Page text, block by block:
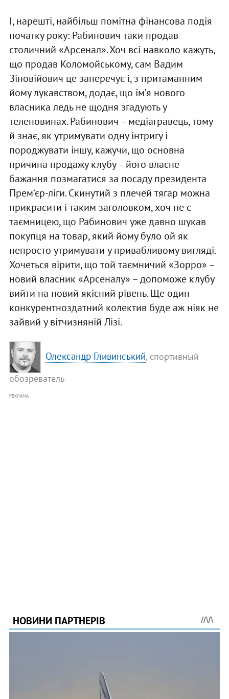
І, нарешті, найбільш помітна фінансова подія
початку року: Рабинович таки продав
столичний «Арсенал». Хоч всі навколо кажуть,
що продав Коломойському, сам Вадим
Зіновійович це заперечує і, з притаманним
йому лукавством, додає, що ім‘я нового
власника ледь не щодня згадують у
теленовинах. Рабинович – медіагравець, тому
й знає, як утримувати одну інтригу і
породжувати іншу, кажучи, що основна
причина продажу клубу – його власне
бажання позмагатися за посаду президента
Прем‘єр-ліги. Скинутий з плечей тягар можна
прикрасити і таким заголовком, хоч не є
таємницею, що Рабинович уже давно шукав
покупця на товар, який йому було ой як
непросто утримувати у привабливому вигляді.
Хочеться вірити, що той таємничий «Зорро» –
новий власник «Арсеналу» – допоможе клубу
вийти на новий якісний рівень. Ще один
конкурентноздатний колектив буде аж ніяк не
зайвий у вітчизняній Лізі.
Олександр Гливинський, спортивный
обозреватель
РЕКЛАМА